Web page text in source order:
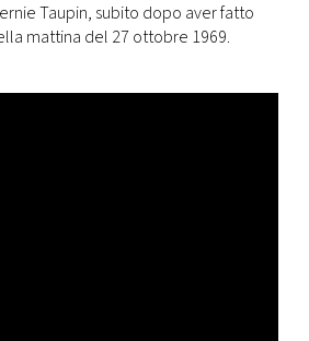
Taupin, subito dopo aver fatto
mattina del 27 ottobre 1969.